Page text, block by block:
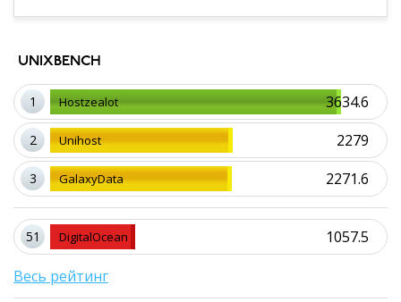
UNIXBENCH
1 3634.6
Hostzealot
2 2279
Unihost
3 2271.6
GalaxyData
51 1057.5
DigitalOcean
Весь рейтинг